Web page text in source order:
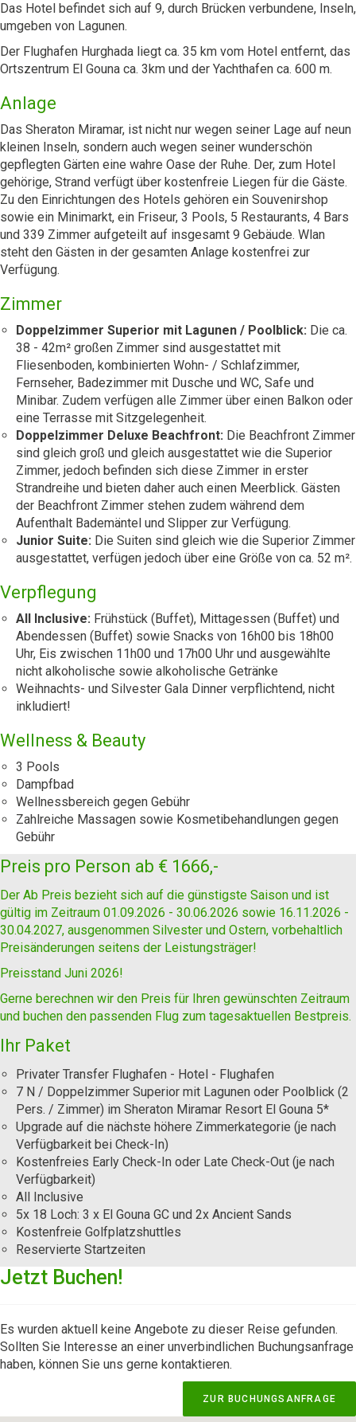
Das Hotel befindet sich auf 9, durch Brücken verbundene, Inseln,
umgeben von Lagunen.
Der Flughafen Hurghada liegt ca. 35 km vom Hotel entfernt, das
Ortszentrum El Gouna ca. 3km und der Yachthafen ca. 600 m.
Anlage
Das Sheraton Miramar, ist nicht nur wegen seiner Lage auf neun
kleinen Inseln, sondern auch wegen seiner wunderschön
gepflegten Gärten eine wahre Oase der Ruhe. Der, zum Hotel
gehörige, Strand verfügt über kostenfreie Liegen für die Gäste.
Zu den Einrichtungen des Hotels gehören ein Souvenirshop
sowie ein Minimarkt, ein Friseur, 3 Pools, 5 Restaurants, 4 Bars
und 339 Zimmer aufgeteilt auf insgesamt 9 Gebäude. Wlan
steht den Gästen in der gesamten Anlage kostenfrei zur
Verfügung.
Zimmer
Doppelzimmer Superior mit Lagunen / Poolblick: Die ca.
38 - 42m² großen Zimmer sind ausgestattet mit
Fliesenboden, kombinierten Wohn- / Schlafzimmer,
Fernseher, Badezimmer mit Dusche und WC, Safe und
Minibar. Zudem verfügen alle Zimmer über einen Balkon oder
eine Terrasse mit Sitzgelegenheit.
Doppelzimmer Deluxe Beachfront: Die Beachfront Zimmer
sind gleich groß und gleich ausgestattet wie die Superior
Zimmer, jedoch befinden sich diese Zimmer in erster
Strandreihe und bieten daher auch einen Meerblick. Gästen
der Beachfront Zimmer stehen zudem während dem
Aufenthalt Bademäntel und Slipper zur Verfügung.
Junior Suite: Die Suiten sind gleich wie die Superior Zimmer
ausgestattet, verfügen jedoch über eine Größe von ca. 52 m².
Verpflegung
All Inclusive: Frühstück (Buffet), Mittagessen (Buffet) und
Abendessen (Buffet) sowie Snacks von 16h00 bis 18h00
Uhr, Eis zwischen 11h00 und 17h00 Uhr und ausgewählte
nicht alkoholische sowie alkoholische Getränke
Weihnachts- und Silvester Gala Dinner verpflichtend, nicht
inkludiert!
Wellness & Beauty
3 Pools
Dampfbad
Wellnessbereich gegen Gebühr
Zahlreiche Massagen sowie Kosmetibehandlungen gegen
Gebühr
Preis pro Person ab € 1666,-
Der Ab Preis bezieht sich auf die günstigste Saison und ist
gültig im Zeitraum 01.09.2026 - 30.06.2026 sowie 16.11.2026 -
30.04.2027, ausgenommen Silvester und Ostern, vorbehaltlich
Preisänderungen seitens der Leistungsträger!
Preisstand Juni 2026!
Gerne berechnen wir den Preis für Ihren gewünschten Zeitraum
und buchen den passenden Flug zum tagesaktuellen Bestpreis.
Ihr Paket
Privater Transfer Flughafen - Hotel - Flughafen
7 N / Doppelzimmer Superior mit Lagunen oder Poolblick (2
Pers. / Zimmer) im Sheraton Miramar Resort El Gouna 5*
Upgrade auf die nächste höhere Zimmerkategorie (je nach
Verfügbarkeit bei Check-In)
Kostenfreies Early Check-In oder Late Check-Out (je nach
Verfügbarkeit)
All Inclusive
5x 18 Loch: 3 x El Gouna GC und 2x Ancient Sands
Kostenfreie Golfplatzshuttles
Reservierte Startzeiten
Jetzt Buchen!
Es wurden aktuell keine Angebote zu dieser Reise gefunden.
Sollten Sie Interesse an einer unverbindlichen Buchungsanfrage
haben, können Sie uns gerne kontaktieren.
ZUR BUCHUNGSANFRAGE